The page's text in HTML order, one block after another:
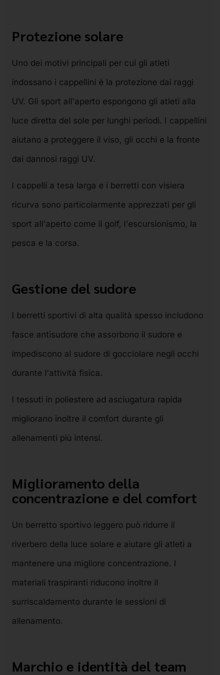
Protezione solare
Uno dei motivi principali per cui gli atleti
indossano i cappellini è la protezione dai raggi
UV. Gli sport all'aperto espongono gli atleti alla
luce diretta del sole per lunghi periodi. I cappellini
aiutano a proteggere il viso, gli occhi e la fronte
dai dannosi raggi UV.
I cappelli a tesa larga e i berretti con visiera
ricurva sono particolarmente apprezzati per gli
sport all'aperto come il golf, l'escursionismo, la
pesca e la corsa.
Gestione del sudore
I berretti sportivi di alta qualità spesso includono
fasce antisudore che assorbono il sudore e
impediscono al sudore di gocciolare negli occhi
durante l'attività fisica.
I tessuti in poliestere ad asciugatura rapida
migliorano inoltre il comfort durante gli
allenamenti più intensi.
Miglioramento della
concentrazione e del comfort
Un berretto sportivo leggero può ridurre il
riverbero della luce solare e aiutare gli atleti a
mantenere una migliore concentrazione. I
materiali traspiranti riducono inoltre il
surriscaldamento durante le sessioni di
allenamento.
Marchio e identità del team